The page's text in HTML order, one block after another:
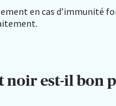
en cas d’immunité
noir est-il bon